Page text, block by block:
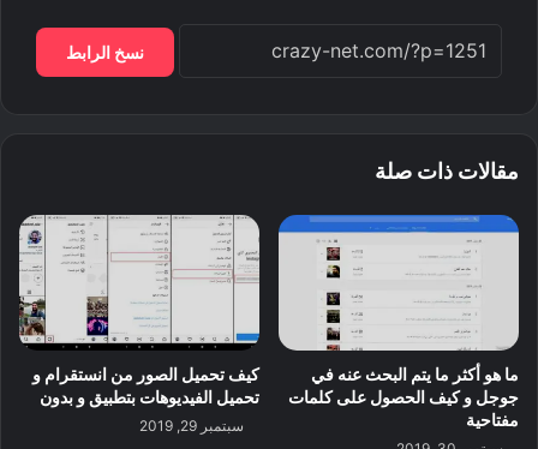
نسخ الرابط
مقالات ذات صلة
ما هو أكثر ما يتم البحث عنه في
جوجل و كيف الحصول على كلمات
مفتاحية
كيف تحميل الصور من انستقرام و
تحميل الفيديوهات بتطبيق و بدون
سبتمبر 29, 2019